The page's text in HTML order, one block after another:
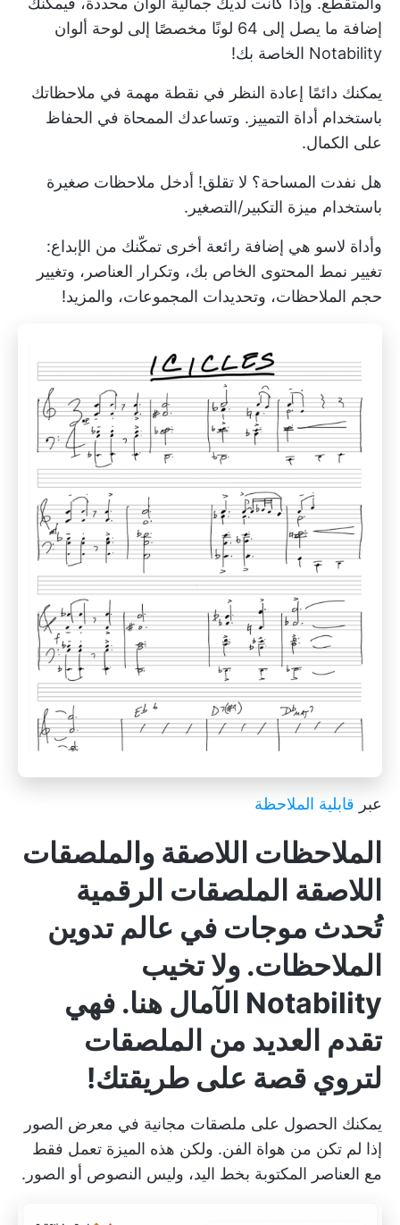
إضافة ما يصل إلى 64 لونًا مخصصًا إلى لوحة ألوان
Notability الخاصة بك!
يمكنك دائمًا إعادة النظر في نقطة مهمة في ملاحظاتك
باستخدام أداة التمييز. وتساعدك الممحاة في الحفاظ
على الكمال.
هل نفدت المساحة؟ لا تقلق! أدخل ملاحظات صغيرة
باستخدام ميزة التكبير/التصغير.
وأداة لاسو هي إضافة رائعة أخرى تمكّنك من الإبداع:
تغيير نمط المحتوى الخاص بك، وتكرار العناصر، وتغيير
حجم الملاحظات، وتحديدات المجموعات، والمزيد!
عبر قابلية الملاحظة
الملاحظات اللاصقة والملصقات
اللاصقة الملصقات الرقمية
تُحدث موجات في عالم تدوين
الملاحظات. ولا تخيب
Notability الآمال هنا. فهي
تقدم العديد من الملصقات
لتروي قصة على طريقتك!
يمكنك الحصول على ملصقات مجانية في معرض الصور
إذا لم تكن من هواة الفن. ولكن هذه الميزة تعمل فقط
مع العناصر المكتوبة بخط اليد، وليس النصوص أو الصور.